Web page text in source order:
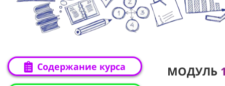
Содержание курса МОДУЛЬ